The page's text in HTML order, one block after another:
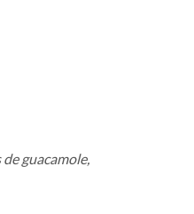
guacamole,